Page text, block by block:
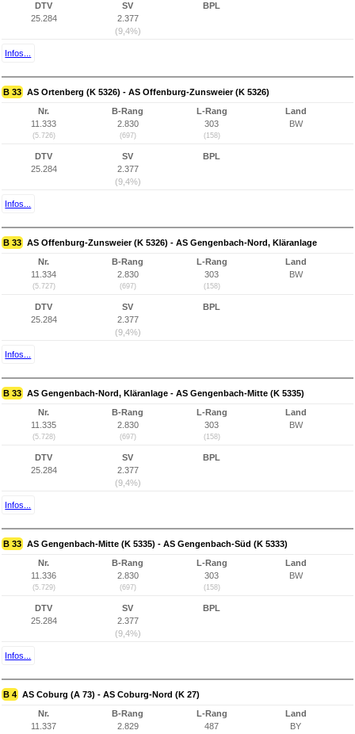
DTV
25.284
SV
2.377
(9,4%)
BPL
Infos...
B 33 AS Ortenberg (K 5326) - AS Offenburg-Zunsweier (K 5326)
Nr.
11.333
(5.726)
B-Rang
2.830
(697)
L-Rang
303
(158)
Land
BW
DTV
25.284
SV
2.377
(9,4%)
BPL
Infos...
B 33 AS Offenburg-Zunsweier (K 5326) - AS Gengenbach-Nord, Kläranlage
Nr.
11.334
(5.727)
B-Rang
2.830
(697)
L-Rang
303
(158)
Land
BW
DTV
25.284
SV
2.377
(9,4%)
BPL
Infos...
B 33 AS Gengenbach-Nord, Kläranlage - AS Gengenbach-Mitte (K 5335)
Nr.
11.335
(5.728)
B-Rang
2.830
(697)
L-Rang
303
(158)
Land
BW
DTV
25.284
SV
2.377
(9,4%)
BPL
Infos...
B 33 AS Gengenbach-Mitte (K 5335) - AS Gengenbach-Süd (K 5333)
Nr.
11.336
(5.729)
B-Rang
2.830
(697)
L-Rang
303
(158)
Land
BW
DTV
25.284
SV
2.377
(9,4%)
BPL
Infos...
B 4 AS Coburg (A 73) - AS Coburg-Nord (K 27)
Nr.
11.337
B-Rang
2.829
L-Rang
487
Land
BY